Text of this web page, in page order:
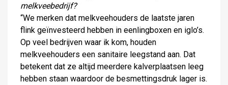
melkveebedrijf?
“We merken dat melkveehouders de laatste jaren
flink geïnvesteerd hebben in eenlingboxen en iglo’s.
Op veel bedrijven waar ik kom, houden
melkveehouders een sanitaire leegstand aan. Dat
betekent dat ze altijd meerdere kalverplaatsen leeg
hebben staan waardoor de besmettingsdruk lager is.